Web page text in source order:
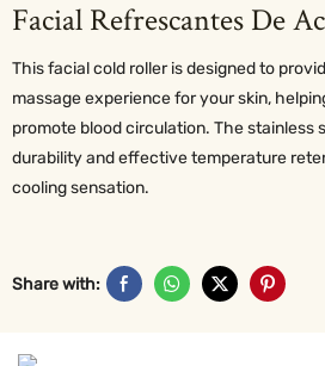
Facial Refrescantes De
This facial cold roller is designed to
massage experience for your skin,
promote blood circulation. The stainless
durability and effective temperature
cooling sensation.
Share with: